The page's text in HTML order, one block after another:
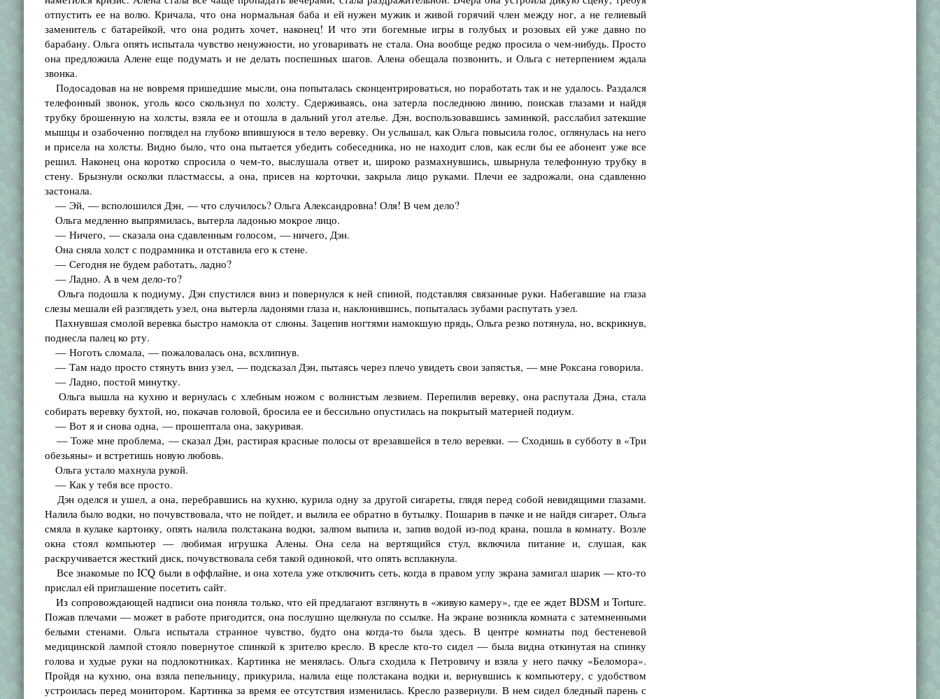
отпустить ее на волю. Кричала, что она нормальная баба и ей нужен мужик и живой горячий член между ног, а не гелиевый
заменитель с батарейкой, что она родить хочет, наконец! И что эти богемные игры в голубых и розовых ей уже давно по
барабану. Ольга опять испытала чувство ненужности, но уговаривать не стала. Она вообще редко просила о чем-нибудь. Просто
она предложила Алене еще подумать и не делать поспешных шагов. Алена обещала позвонить, и Ольга с нетерпением ждала
звонка.
Подосадовав на не вовремя пришедшие мысли, она попыталась сконцентрироваться, но поработать так и не удалось. Раздался
телефонный звонок, уголь косо скользнул по холсту. Сдерживаясь, она затерла последнюю линию, поискав глазами и найдя
трубку брошенную на холсты, взяла ее и отошла в дальний угол ателье. Дэн, воспользовавшись заминкой, расслабил затекшие
мышцы и озабоченно поглядел на глубоко впившуюся в тело веревку. Он услышал, как Ольга повысила голос, оглянулась на него
и присела на холсты. Видно было, что она пытается убедить собеседника, но не находит слов, как если бы ее абонент уже все
решил. Наконец она коротко спросила о чем-то, выслушала ответ и, широко размахнувшись, швырнула телефонную трубку в
стену. Брызнули осколки пластмассы, а она, присев на корточки, закрыла лицо руками. Плечи ее задрожали, она сдавленно
застонала.
— Эй, — всполошился Дэн, — что случилось? Ольга Александровна! Оля! В чем дело?
Ольга медленно выпрямилась, вытерла ладонью мокрое лицо.
— Ничего, — сказала она сдавленным голосом, — ничего, Дэн.
Она сняла холст с подрамника и отставила его к стене.
— Сегодня не будем работать, ладно?
— Ладно. А в чем дело-то?
Ольга подошла к подиуму, Дэн спустился вниз и повернулся к ней спиной, подставляя связанные руки. Набегавшие на глаза
слезы мешали ей разглядеть узел, она вытерла ладонями глаза и, наклонившись, попыталась зубами распутать узел.
Пахнувшая смолой веревка быстро намокла от слюны. Зацепив ногтями намокшую прядь, Ольга резко потянула, но, вскрикнув,
поднесла палец ко рту.
— Ноготь сломала, — пожаловалась она, всхлипнув.
— Там надо просто стянуть вниз узел, — подсказал Дэн, пытаясь через плечо увидеть свои запястья, — мне Роксана говорила.
— Ладно, постой минутку.
Ольга вышла на кухню и вернулась с хлебным ножом с волнистым лезвием. Перепилив веревку, она распутала Дэна, стала
собирать веревку бухтой, но, покачав головой, бросила ее и бессильно опустилась на покрытый материей подиум.
— Вот я и снова одна, — прошептала она, закуривая.
— Тоже мне проблема, — сказал Дэн, растирая красные полосы от врезавшейся в тело веревки. — Сходишь в субботу в «Три
обезьяны» и встретишь новую любовь.
Ольга устало махнула рукой.
— Как у тебя все просто.
Дэн оделся и ушел, а она, перебравшись на кухню, курила одну за другой сигареты, глядя перед собой невидящими глазами.
Налила было водки, но почувствовала, что не пойдет, и вылила ее обратно в бутылку. Пошарив в пачке и не найдя сигарет, Ольга
смяла в кулаке картонку, опять налила полстакана водки, залпом выпила и, запив водой из-под крана, пошла в комнату. Возле
окна стоял компьютер — любимая игрушка Алены. Она села на вертящийся стул, включила питание и, слушая, как
раскручивается жесткий диск, почувствовала себя такой одинокой, что опять всплакнула.
Все знакомые по ICQ были в оффлайне, и она хотела уже отключить сеть, когда в правом углу экрана замигал шарик — кто-то
прислал ей приглашение посетить сайт.
Из сопровождающей надписи она поняла только, что ей предлагают взглянуть в «живую камеру», где ее ждет BDSM и Torture.
Пожав плечами — может в работе пригодится, она послушно щелкнула по ссылке. На экране возникла комната с затемненными
белыми стенами. Ольга испытала странное чувство, будто она когда-то была здесь. В центре комнаты под бестеневой
медицинской лампой стояло повернутое спинкой к зрителю кресло. В кресле кто-то сидел — была видна откинутая на спинку
голова и худые руки на подлокотниках. Картинка не менялась. Ольга сходила к Петровичу и взяла у него пачку «Беломора».
Пройдя на кухню, она взяла пепельницу, прикурила, налила еще полстакана водки и, вернувшись к компьютеру, с удобством
устроилась перед монитором. Картинка за время ее отсутствия изменилась. Кресло развернули. В нем сидел бледный парень с